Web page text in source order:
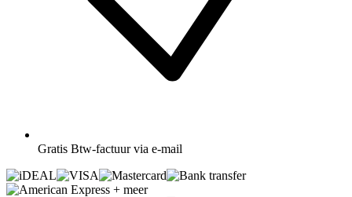
Gratis Btw-factuur via e-mail
+ meer